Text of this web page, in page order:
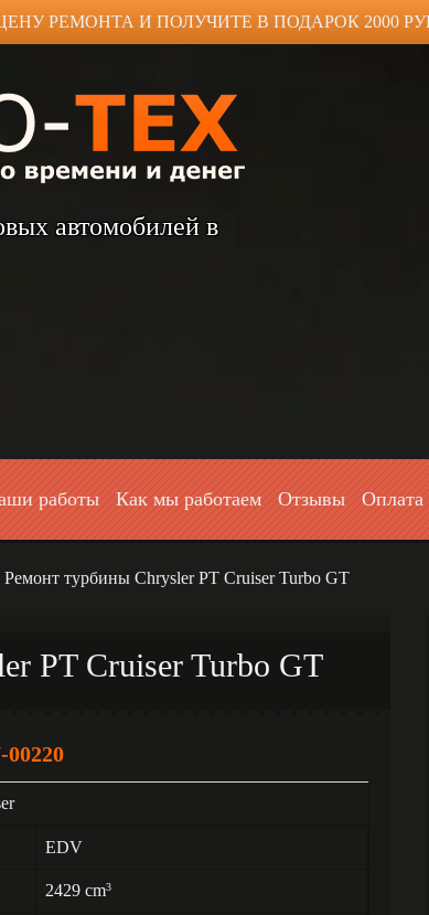
РЕМОНТА И ПОЛУЧИТЕ В ПОДАРОК 2000
автомобилей в
работы Как мы работаем Отзывы Оплата
Ремонт турбины Chrysler PT Cruiser Turbo GT
PT Cruiser Turbo GT
EDV
2429 cm3